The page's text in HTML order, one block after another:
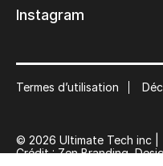
Instagram
Termes d’utilisation
© 2026 Ultimate Tech inc |
Crédit :Zen Branding,